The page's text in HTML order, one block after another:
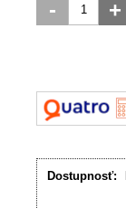
- +
Dostupnosť: